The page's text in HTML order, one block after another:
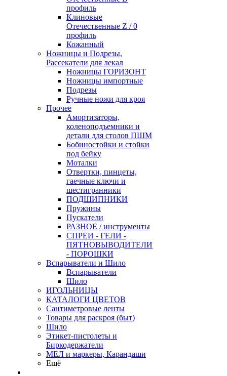
профиль
Клиновые
Отечественные Z / 0
профиль
Кожанный
Ножницы и Подрезы,
Рассекатели для лекал
Ножницы ГОРИЗОНТ
Ножницы импортные
Подрезы
Ручные ножи для кроя
Прочее
Амортизаторы,
коленоподъемники и
детали для столов ПШМ
Бобиностойки и стойки
под бейку
Моталки
Отвертки, пинцеты,
гаечные ключи и
шестигранники
ПОДШИПНИКИ
Пружины
Пускатели
РАЗНОЕ / инструменты
СПРЕИ - ГЕЛИ -
ПЯТНОВЫВОДИТЕЛИ
- ПОРОШКИ
Вспарыватели и Шило
Вспарыватели
Шило
ИГОЛЬНИЦЫ
КАТАЛОГИ ЦВЕТОВ
Сантиметровые ленты
Товары для раскроя (быт)
Шило
Этикет-пистолеты и
Биркодержатели
МЕЛ и маркеры, Карандаши
Ещё